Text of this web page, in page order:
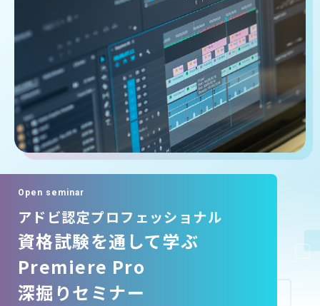
Open seminar
アドビ認定プロフェッショナル
資格試験を通して学ぶ
Premiere Pro
深掘りセミナー